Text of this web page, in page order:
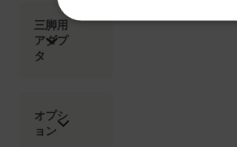
三脚用
アダプ
タ
オプシ
ョン